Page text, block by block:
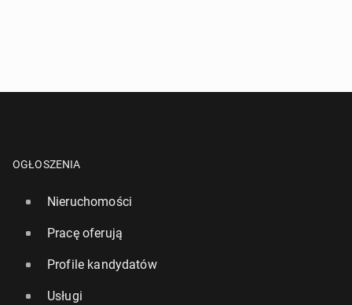
OGŁOSZENIA
Nieruchomości
Pracę oferują
Profile kandydatów
Usługi